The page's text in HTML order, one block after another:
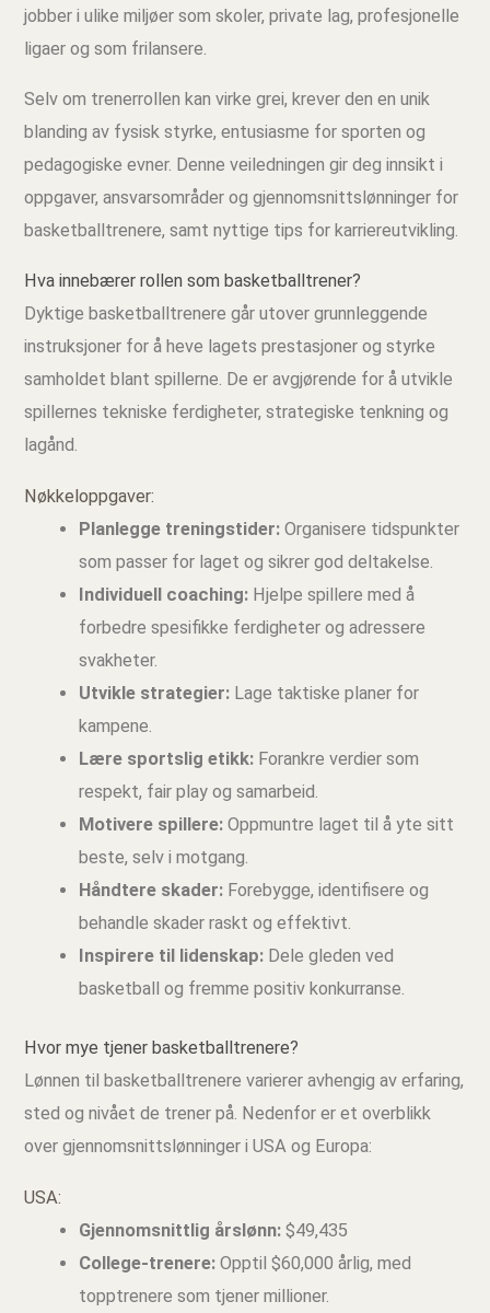
jobber i ulike miljøer som skoler, private lag, profesjonelle
ligaer og som frilansere.
Selv om trenerrollen kan virke grei, krever den en unik
blanding av fysisk styrke, entusiasme for sporten og
pedagogiske evner. Denne veiledningen gir deg innsikt i
oppgaver, ansvarsområder og gjennomsnittslønninger for
basketballtrenere, samt nyttige tips for karriereutvikling.
Hva innebærer rollen som basketballtrener?
Dyktige basketballtrenere går utover grunnleggende
instruksjoner for å heve lagets prestasjoner og styrke
samholdet blant spillerne. De er avgjørende for å utvikle
spillernes tekniske ferdigheter, strategiske tenkning og
lagånd.
Nøkkeloppgaver:
Planlegge treningstider:Organisere tidspunkter
som passer for laget og sikrer god deltakelse.
Individuell coaching:Hjelpe spillere med å
forbedre spesifikke ferdigheter og adressere
svakheter.
Utvikle strategier:Lage taktiske planer for
kampene.
Lære sportslig etikk:Forankre verdier som
respekt, fair play og samarbeid.
Motivere spillere:Oppmuntre laget til å yte sitt
beste, selv i motgang.
Håndtere skader:Forebygge, identifisere og
behandle skader raskt og effektivt.
Inspirere til lidenskap:Dele gleden ved
basketball og fremme positiv konkurranse.
Hvor mye tjener basketballtrenere?
Lønnen til basketballtrenere varierer avhengig av erfaring,
sted og nivået de trener på. Nedenfor er et overblikk
over gjennomsnittslønninger i USA og Europa:
USA:
Gjennomsnittlig årslønn:$49,435
College-trenere:Opptil $60,000 årlig, med
topptrenere som tjener millioner.